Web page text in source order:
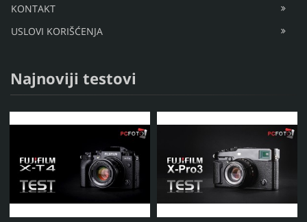
KONTAKT
USLOVI KORIŠĆENJA
Najnoviji testovi